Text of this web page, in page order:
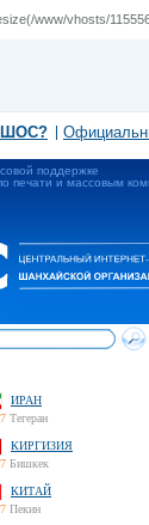
www/vhosts/
ШОС?
поддержке
печати и массовым
ИРАН
Тегеран
КИРГИЗИЯ
Бишкек
КИТАЙ
Пекин